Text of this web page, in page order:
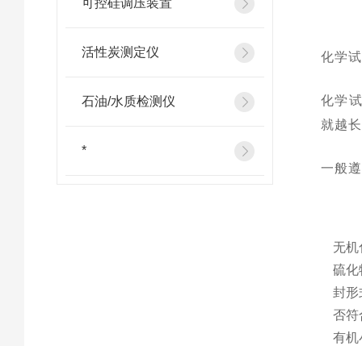
可控硅调压装置
活性炭测定仪
石油/水质检测仪
*
化学
化学
就越
一般
无
硫化
封形
否符
有机